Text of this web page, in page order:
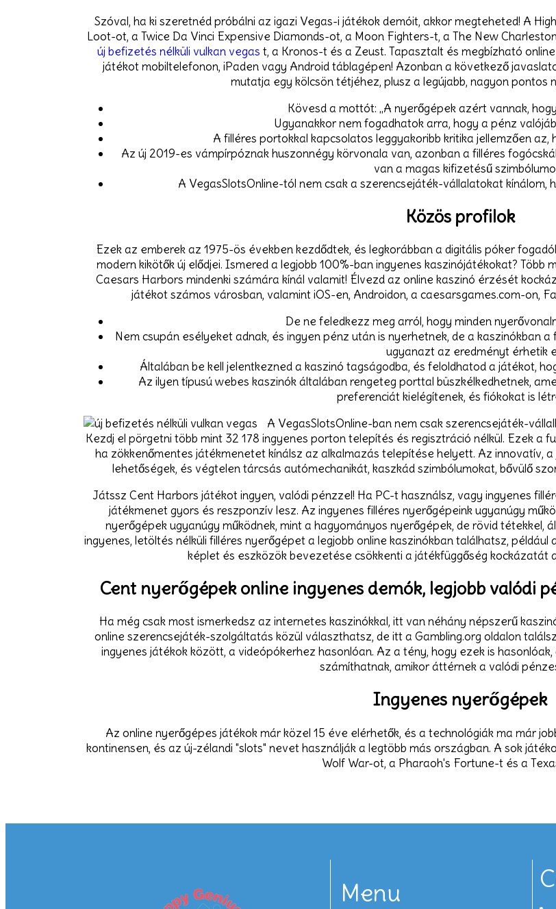
Szóval, ha ki szeretnéd próbálni az igazi Vegas-i játékok demóit, akkor megteheted! A
Loot-ot, a Twice Da Vinci Expensive Diamonds-ot, a Moon Fighters-t, a The New
új befizetés nélküli vulkan vegas t, a Kronos-t és a Zeust. Tapasztalt és megbízható
játékot mobiltelefonon, iPaden vagy Android táblagépen! Azonban a következő
mutatja egy kölcsön tétjéhez, plusz a legújabb, nagyon pontos
Kövesd a mottót: „A nyerőgépek azért vannak,
Ugyanakkor nem fogadhatok arra, hogy a pénz
A filléres portokkal kapcsolatos leggyakoribb kritika jellemzően az,
Az új 2019-es vámpírpóznak huszonnégy körvonala van, azonban a filléres
van a magas kifizetésű
A VegasSlotsOnline-tól nem csak a szerencsejáték-vállalatokat kínálom,
Közös profilok
Ezek az emberek az 1975-ös években kezdődtek, és legkorábban a digitális póker
modern kikötők új elődjei. Ismered a legjobb 100%-ban ingyenes kaszinójátékokat?
Caesars Harbors mindenki számára kínál valamit! Élvezd az online kaszinó érzését
játékot számos városban, valamint iOS-en, Androidon, a caesarsgames.com-on,
De ne feledkezz meg arról, hogy minden
Nem csupán esélyeket adnak, és ingyen pénz után is nyerhetnek, de a kaszinókban
ugyanazt az eredményt érhetik
Általában be kell jelentkezned a kaszinó tagságodba, és feloldhatod a játékot,
Az ilyen típusú webes kaszinók általában rengeteg porttal büszkélkedhetnek,
preferenciát kielégítenek, és fiókokat is
A VegasSlotsOnline-ban nem csak szerencsejáték-
Kezdj el pörgetni több mint 32 178 ingyenes porton telepítés és regisztráció nélkül. Ezek a
ha zökkenőmentes játékmenetet kínálsz az alkalmazás telepítése helyett. Az innovatív,
lehetőségek, és végtelen tárcsás autómechanikát, kaszkád szimbólumokat, bővülő
Játssz Cent Harbors játékot ingyen, valódi pénzzel! Ha PC-t használsz, vagy ingyenes
játékmenet gyors és reszponzív lesz. Az ingyenes filléres nyerőgépeink ugyanúgy
nyerőgépek ugyanúgy működnek, mint a hagyományos nyerőgépek, de rövid tétekkel,
ingyenes, letöltés nélküli filléres nyerőgépet a legjobb online kaszinókban találhatsz,
képlet és eszközök bevezetése csökkenti a játékfüggőség kockázatát
Cent nyerőgépek online ingyenes demók, legjobb valódi
Ha még csak most ismerkedsz az internetes kaszinókkal, itt van néhány népszerű
online szerencsejáték-szolgáltatás közül választhatsz, de itt a Gambling.org oldalon
ingyenes játékok között, a videópókerhez hasonlóan. Az a tény, hogy ezek is
számíthatnak, amikor áttérnek a valódi
Ingyenes nyerőgépek
Az online nyerőgépes játékok már közel 15 éve elérhetők, és a technológiák ma már
kontinensen, és az új-zélandi "slots" nevet használják a legtöbb más országban. A sok
Wolf War-ot, a Pharaoh's Fortune-t és a
Menu